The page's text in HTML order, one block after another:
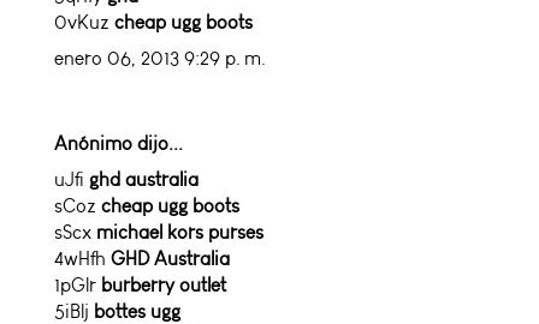
0vKuz cheap ugg boots
enero 06, 2013 9:29 p. m.
Anónimo dijo...
uJfi ghd australia
sCoz cheap ugg boots
sScx michael kors purses
4wHfh GHD Australia
1pGlr burberry outlet
5iBlj bottes ugg